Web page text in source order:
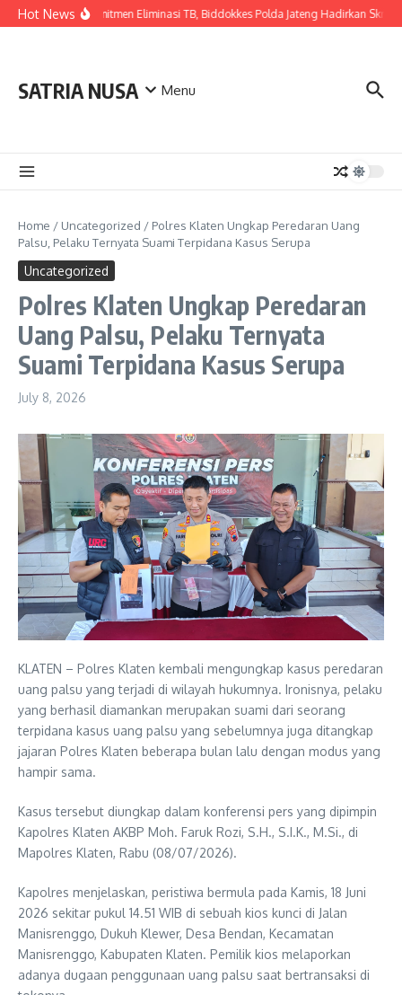
Skip to content
Hot News
Wujudkan Komitmen Eliminasi TB, Biddokkes Polda Jateng Hadirkan
SATRIA NUSA Menu
Home / Uncategorized / Polres Klaten Ungkap Peredaran Uang
Palsu, Pelaku Ternyata Suami Terpidana Kasus Serupa
Uncategorized
Polres Klaten Ungkap Peredaran
Uang Palsu, Pelaku Ternyata
Suami Terpidana Kasus Serupa
July 8, 2026
KLATEN – Polres Klaten kembali mengungkap kasus peredaran
uang palsu yang terjadi di wilayah hukumnya. Ironisnya, pelaku
yang berhasil diamankan merupakan suami dari seorang
terpidana kasus uang palsu yang sebelumnya juga ditangkap
jajaran Polres Klaten beberapa bulan lalu dengan modus yang
hampir sama.
Kasus tersebut diungkap dalam konferensi pers yang dipimpin
Kapolres Klaten AKBP Moh. Faruk Rozi, S.H., S.I.K., M.Si., di
Mapolres Klaten, Rabu (08/07/2026).
Kapolres menjelaskan, peristiwa bermula pada Kamis, 18 Juni
2026 sekitar pukul 14.51 WIB di sebuah kios kunci di Jalan
Manisrenggo, Dukuh Klewer, Desa Bendan, Kecamatan
Manisrenggo, Kabupaten Klaten. Pemilik kios melaporkan
adanya dugaan penggunaan uang palsu saat bertransaksi di